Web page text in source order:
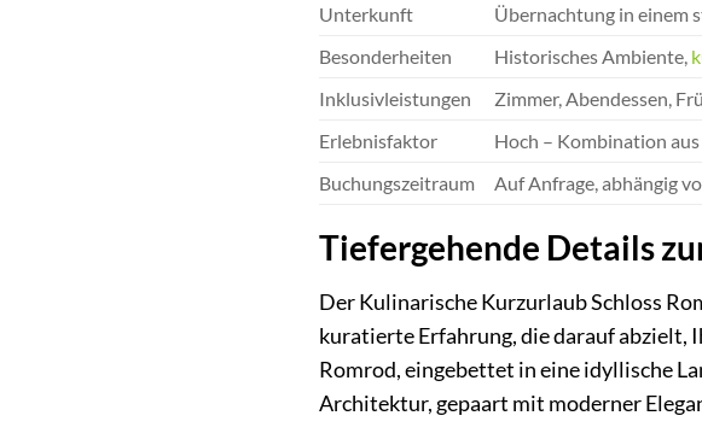
Unterkunft
Übernachtung in einem
Besonderheiten
Historisches Ambiente,
Inklusivleistungen
Zimmer, Abendessen,
Erlebnisfaktor
Hoch – Kombination
Buchungszeitraum
Auf Anfrage, abhängig
Tiefergehende Details
Der Kulinarische Kurzurlaub Schloss
kuratierte Erfahrung, die darauf abzielt,
Romrod, eingebettet in eine idyllische
Architektur, gepaart mit moderner